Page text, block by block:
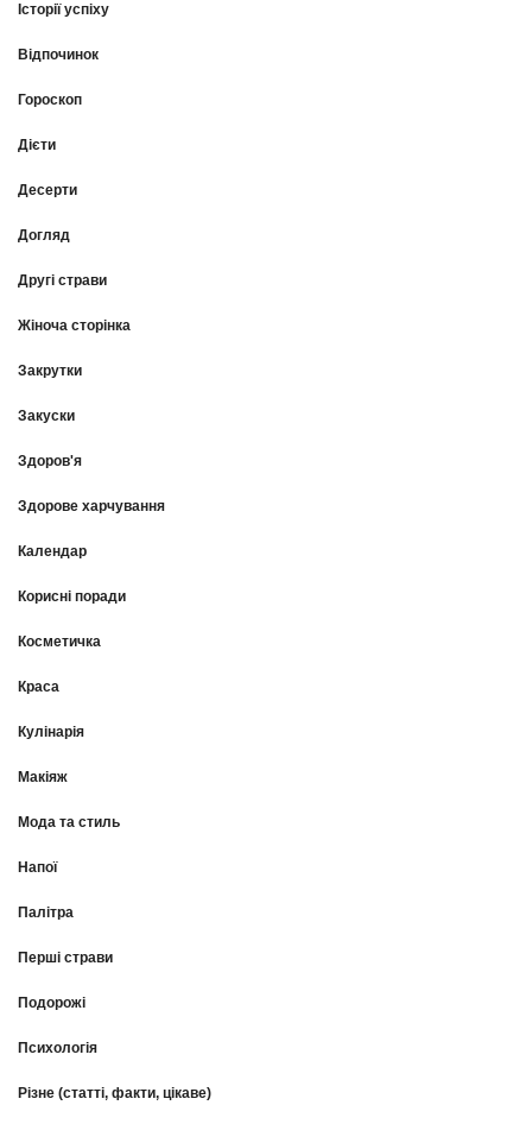
Історії успіху
Відпочинок
Гороскоп
Дієти
Десерти
Догляд
Другі страви
Жіноча сторінка
Закрутки
Закуски
Здоров'я
Здорове харчування
Календар
Корисні поради
Косметичка
Краса
Кулінарія
Макіяж
Мода та стиль
Напої
Палітра
Перші страви
Подорожі
Психологія
Різне (статті, факти, цікаве)